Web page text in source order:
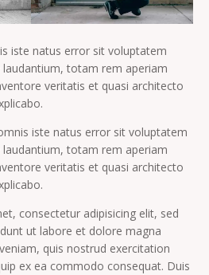
iste natus error sit voluptatem
totam rem aperiam
veritatis et quasi architecto
iste natus error sit voluptatem
totam rem aperiam
veritatis et quasi architecto
consectetur adipisicing elit, sed
ut labore et dolore magna
quis nostrud exercitation
ex ea commodo consequat. Duis